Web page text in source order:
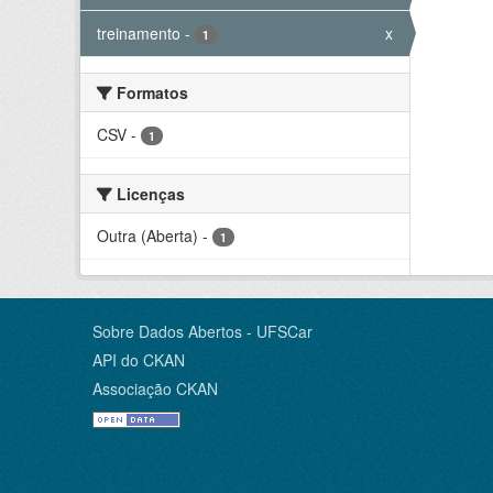
treinamento - 1 x
Formatos
CSV - 1
Licenças
Outra (Aberta) - 1
Sobre Dados Abertos - UFSCar
API do CKAN
Associação CKAN